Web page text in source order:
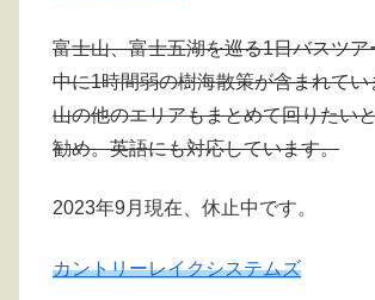
富士山、富士五湖を巡る1日バスツア
中に1時間弱の樹海散策が含まれてい
山の他のエリアもまとめて回りたい
勧め。英語にも対応しています。
2023年9月現在、休止中です。
カントリーレイクシステムズ